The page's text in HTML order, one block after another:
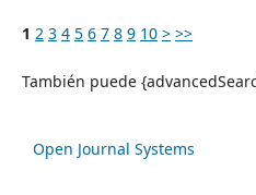
1 2 3 4 5 6 7 8 9 10 > >>
También puede
Open Journal Systems